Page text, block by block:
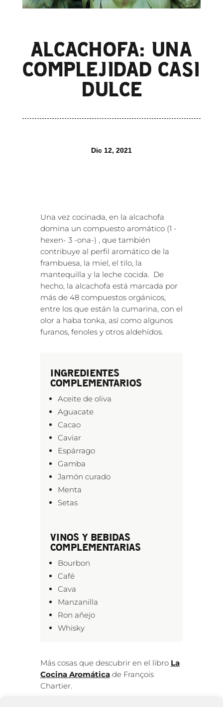
ALCACHOFA: UNA
COMPLEJIDAD CASI
DULCE
Dic 12, 2021
Una vez cocinada, en la alcachofa
domina un compuesto aromático (1 -
hexen- 3 -ona-) , que también
contribuye al perfil aromático de la
frambuesa, la miel, el tilo, la
mantequilla y la leche cocida. De
hecho, la alcachofa está marcada por
más de 48 compuestos orgánicos,
entre los que están la cumarina, con el
olor a haba tonka, así como algunos
furanos, fenoles y otros aldehídos.
INGREDIENTES
COMPLEMENTARIOS
Aceite de oliva
Aguacate
Cacao
Caviar
Espárrago
Gamba
Jamón curado
Menta
Setas
VINOS Y BEBIDAS
COMPLEMENTARIAS
Bourbon
Café
Cava
Manzanilla
Ron añejo
Whisky
Más cosas que descubrir en el libro La
Cocina Aromáticade François
Chartier.